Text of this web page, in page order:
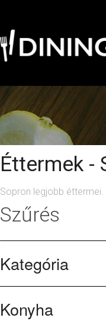
Éttermek -
Sopron legjobb
Szűrés
Kategória
Konyha